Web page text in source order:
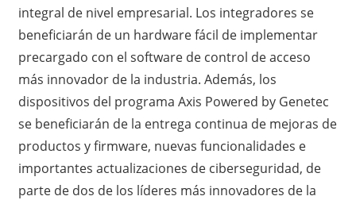
integral de nivel empresarial. Los integradores se
beneficiarán de un hardware fácil de implementar
precargado con el software de control de acceso
más innovador de la industria. Además, los
dispositivos del programa Axis Powered by Genetec
se beneficiarán de la entrega continua de mejoras de
productos y firmware, nuevas funcionalidades e
importantes actualizaciones de ciberseguridad, de
parte de dos de los líderes más innovadores de la